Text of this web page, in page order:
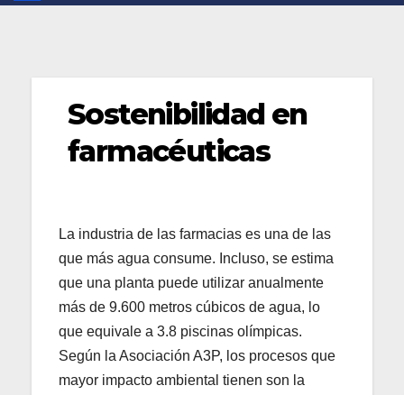
Sostenibilidad en
farmacéuticas
La industria de las farmacias es una de las
que más agua consume. Incluso, se estima
que una planta puede utilizar anualmente
más de 9.600 metros cúbicos de agua, lo
que equivale a 3.8 piscinas olímpicas.
Según la Asociación A3P, los procesos que
mayor impacto ambiental tienen son la